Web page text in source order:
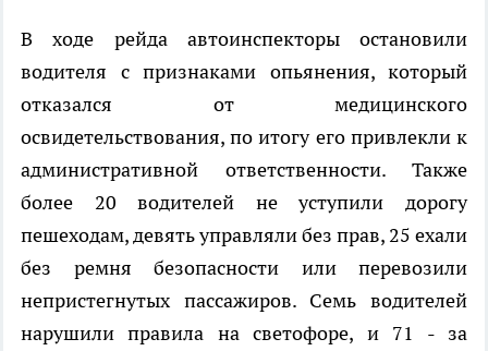
В ходе рейда автоинспекторы остановили
водителя с признаками опьянения, который
отказался от медицинского
освидетельствования, по итогу его привлекли к
административной ответственности. Также
более 20 водителей не уступили дорогу
пешеходам, девять управляли без прав, 25 ехали
без ремня безопасности или перевозили
непристегнутых пассажиров. Семь водителей
нарушили правила на светофоре, и 71 - за